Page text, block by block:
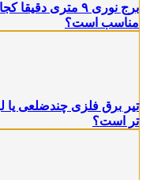
برج نوری ۹ متری
مناسب است؟
تیر برق فلزی چندضلعی یا
تر است؟